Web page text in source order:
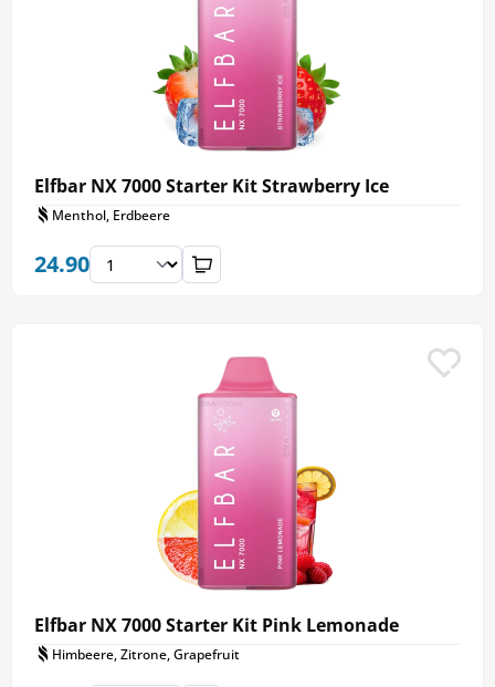
Elfbar NX 7000 Starter Kit Strawberry Ice
Menthol, Erdbeere
24.90
Elfbar NX 7000 Starter Kit Pink Lemonade
Himbeere, Zitrone, Grapefruit